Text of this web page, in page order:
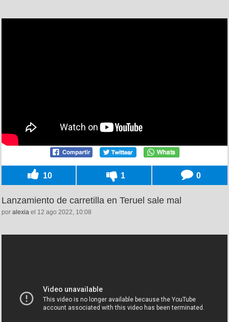
10 1 0
Lanzamiento de carretilla en Teruel sale mal
por alexia el 12 ago 2022, 10:08